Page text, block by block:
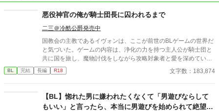
悪役神官の俺が騎士団長に囚われるまで
二三＠冷酷公爵発売中
国教会の主教であるイヴォンは、ここが前世のBLゲームの世界だ
と気づいた。ゲームの内容は、浄化の力を持つ主人公が騎士団と
共に国を旅し、魔物討伐をしながら攻略対象者と愛を深めていく
というもの。自分は悪役神官であり、主人公が誰とも結ばれない
ノーマルルートを辿る場合に限り、破滅の道を逃れられる。その
以前からイヴォンを嫌っている団長も攻略対象者であり、気が進
まないものの団長とも関わっていくうちに…。
BL 完結 長編 R18 文字数：183,874
【BL】惚れた男に嫌われたくなくて「男遊びならして
もいい」と言ったら、本当に男遊びを始められて絶望し